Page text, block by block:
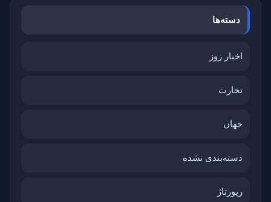
دسته‌ها
اخبار روز
تجارت
جهان
دسته‌بندی نشده
رپورتاژ